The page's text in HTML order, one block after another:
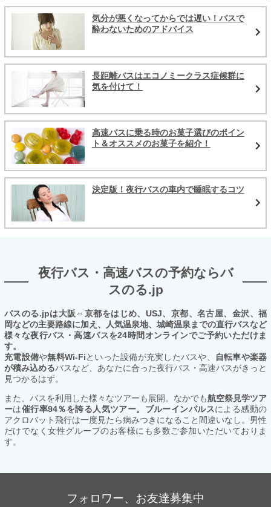
気分が悪くなってからでは遅い！バスで
酔わないためのアドバイス
長距離バスはエコノミークラス症候群に
気を付けて！
高速バスに乗る時のお菓子選びのポイン
ト＆オススメのお菓子を紹介！
決定版！夜行バスの車内で睡眠するコツ
夜行バス・高速バスの予約ならバ
スのる.jp
バスのる.jpは大阪⇔京都をはじめ、USJ、京都、名古屋、金沢、福
岡などの主要路線に加え、人気温泉地、城崎温泉までの直行バスなど
様々な夜行バス・高速バスを24時間オンラインでご予約いただけま
す。
充電設備や無料Wi-Fiといった設備が充実したバスや、
自転車や楽器
が積み込めるバスなど、あなたに合った夜行バス・高速バスがきっと
見つかるはず。
また、バスを利用した様々なツアーも展開。なかでも航空祭見学ツア
ーは催行率94％を誇る人気ツアー。ブルーインパルスによる感動の
アクロバット飛行は一度見たら病みつきになること間違いなし。男性
だけでなく女性グループのお客様にも多数ご参加いただいておりま
す。
フォロワー、お友達募集中